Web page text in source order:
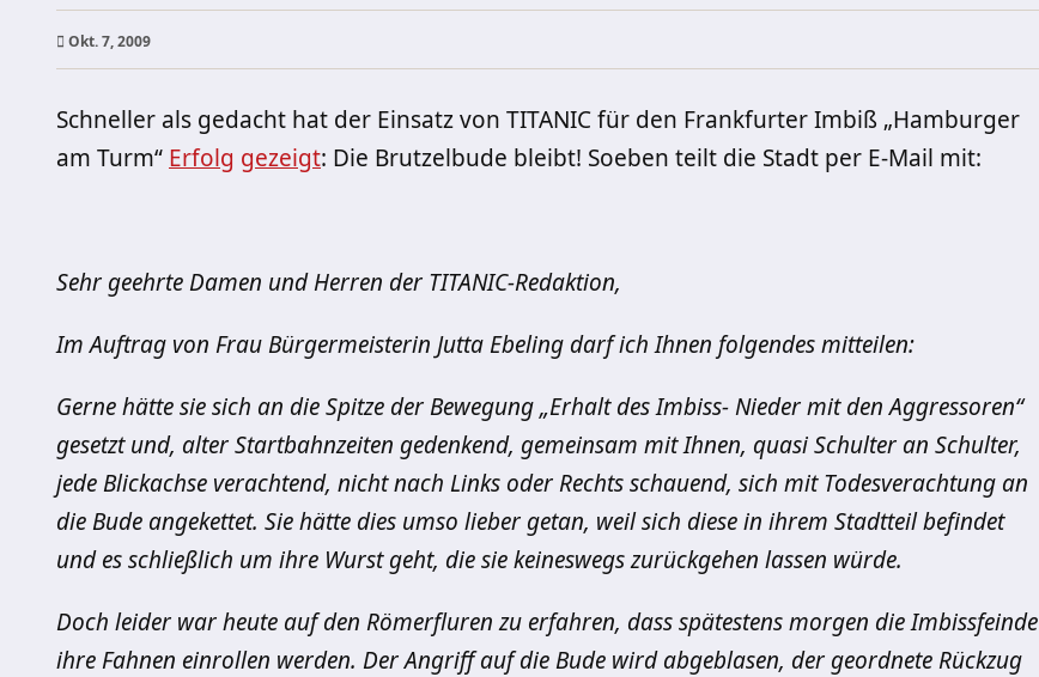
Okt. 7, 2009
Schneller als gedacht hat der Einsatz von TITANIC für den Frankfurter Imbiß „Hamburger
am Turm“ Erfolg gezeigt: Die Brutzelbude bleibt! Soeben teilt die Stadt per E-Mail mit:
Sehr geehrte Damen und Herren der TITANIC-Redaktion,
Im Auftrag von Frau Bürgermeisterin Jutta Ebeling darf ich Ihnen folgendes mitteilen:
Gerne hätte sie sich an die Spitze der Bewegung „Erhalt des Imbiss- Nieder mit den Aggressoren“
gesetzt und, alter Startbahnzeiten gedenkend, gemeinsam mit Ihnen, quasi Schulter an Schulter,
jede Blickachse verachtend, nicht nach Links oder Rechts schauend, sich mit Todesverachtung an
die Bude angekettet. Sie hätte dies umso lieber getan, weil sich diese in ihrem Stadtteil befindet
und es schließlich um ihre Wurst geht, die sie keineswegs zurückgehen lassen würde.
Doch leider war heute auf den Römerfluren zu erfahren, dass spätestens morgen die Imbissfeinde
ihre Fahnen einrollen werden. Der Angriff auf die Bude wird abgeblasen, der geordnete Rückzug